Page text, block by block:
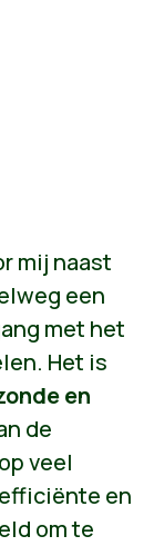
mij naast
een
met het
Het is
en
de
veel
en
om te